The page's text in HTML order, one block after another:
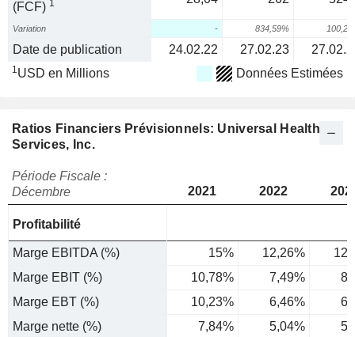
(FCF) 1
Variation - 834,59%
Date de publication 24.02.22 27.02.23
1USD en Millions Données Estimées
Ratios Financiers Prévisionnels: Universal Health
Services, Inc.
Période Fiscale :
Décembre
2021 2022
Profitabilité
Marge EBITDA (%) 15% 12,26%
Marge EBIT (%)
10,78% 7,49%
Marge EBT (%)
10,23% 6,46%
Marge nette (%)
7,84% 5,04%